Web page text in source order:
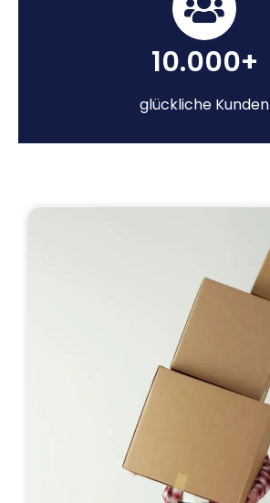
10.000+
glückliche Kunden